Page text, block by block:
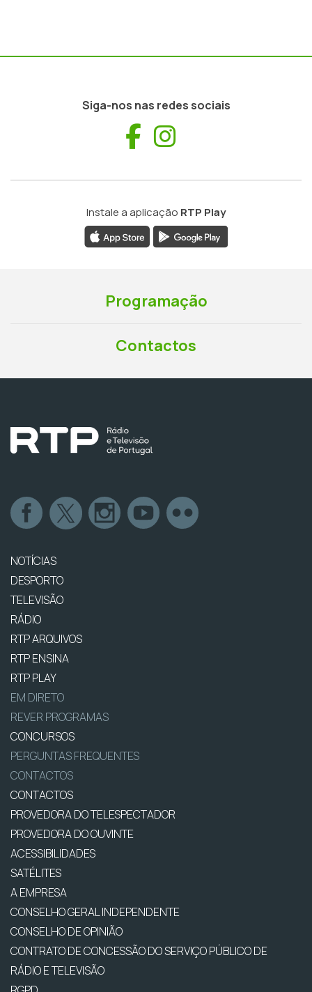
Siga-nos nas redes sociais
Facebook
Instale a aplicação RTP Play
Programação
Contactos
NOTÍCIAS
DESPORTO
TELEVISÃO
RÁDIO
RTP ARQUIVOS
RTP ENSINA
RTP PLAY
EM DIRETO
REVER PROGRAMAS
CONCURSOS
PERGUNTAS FREQUENTES
CONTACTOS
CONTACTOS
PROVEDORA DO TELESPECTADOR
PROVEDORA DO OUVINTE
ACESSIBILIDADES
SATÉLITES
A EMPRESA
CONSELHO GERAL INDEPENDENTE
CONSELHO DE OPINIÃO
CONTRATO DE CONCESSÃO DO SERVIÇO PÚBLICO DE
RÁDIO E TELEVISÃO